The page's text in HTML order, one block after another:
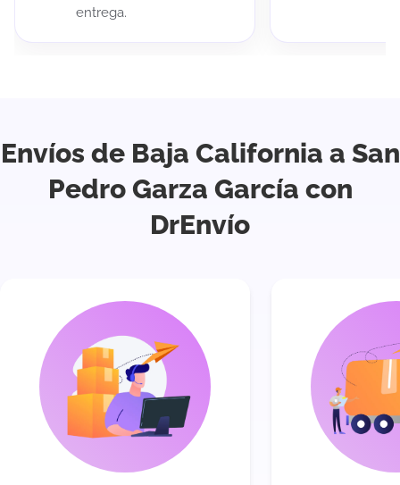
entrega.
Envíos de Baja California a San
Pedro Garza García con
DrEnvío